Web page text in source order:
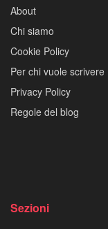
About
Chi siamo
Cookie Policy
Per chi vuole scrivere
Privacy Policy
Regole del blog
Sezioni